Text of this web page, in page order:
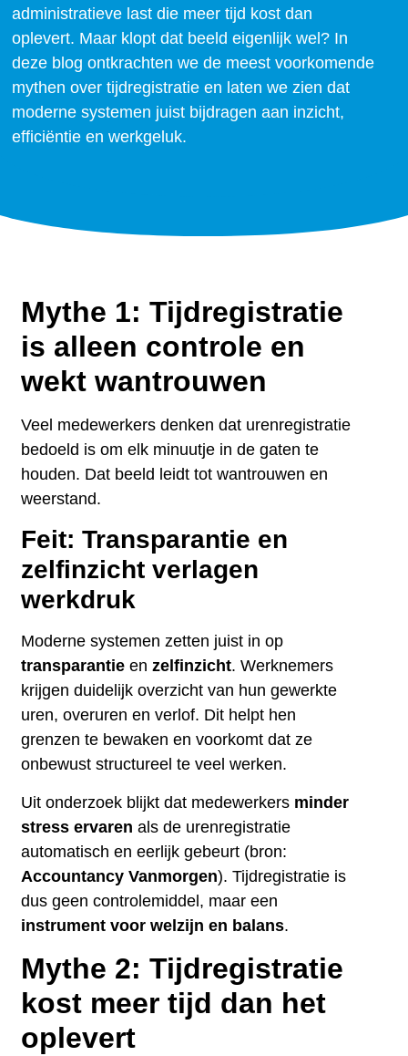
administratieve last die meer tijd kost dan
oplevert. Maar klopt dat beeld eigenlijk wel? In
deze blog ontkrachten we de meest voorkomende
mythen over tijdregistratie en laten we zien dat
moderne systemen juist bijdragen aan inzicht,
efficiëntie en werkgeluk.
Mythe 1: Tijdregistratie
is alleen controle en
wekt wantrouwen
Veel medewerkers denken dat urenregistratie
bedoeld is om elk minuutje in de gaten te
houden. Dat beeld leidt tot wantrouwen en
weerstand.
Feit: Transparantie en
zelfinzicht verlagen
werkdruk
Moderne systemen zetten juist in op
transparantie enzelfinzicht. Werknemers
krijgen duidelijk overzicht van hun gewerkte
uren, overuren en verlof. Dit helpt hen
grenzen te bewaken en voorkomt dat ze
onbewust structureel te veel werken.
Uit onderzoek blijkt dat medewerkers minder
stress ervaren als de urenregistratie
automatisch en eerlijk gebeurt (bron:
Accountancy Vanmorgen). Tijdregistratie is
dus geen controlemiddel, maar een
instrument voor welzijn en balans.
Mythe 2: Tijdregistratie
kost meer tijd dan het
oplevert